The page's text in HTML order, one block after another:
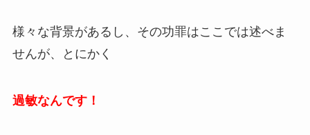
様々な背景があるし、その功罪はここでは述べま
せんが、とにかく
過敏なんです！